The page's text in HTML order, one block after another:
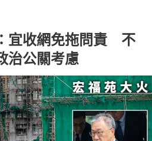
宜收網免拖問責 不
治公關考慮